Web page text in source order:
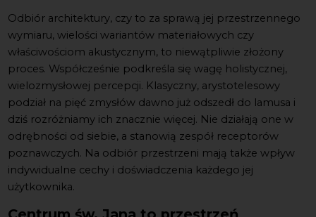
Odbiór architektury, czy to za sprawą jej przestrzennego
wymiaru, wielości wariantów materiałowych czy
właściwościom akustycznym, to niewątpliwie złożony
proces. Współcześnie podkreśla się wagę holistycznej,
wielozmysłowej percepcji. Klasyczny, arystotelesowy
podział na pięć zmysłów dawno już odszedł do lamusa i
dziś rozróżniamy ich znacznie więcej. Nie działają one w
odrębności od siebie, a stanowią zespół receptorów
poznawczych. Na odbiór przestrzeni mają także wpływ
indywidualne cechy i doświadczenia każdego jej
użytkownika.